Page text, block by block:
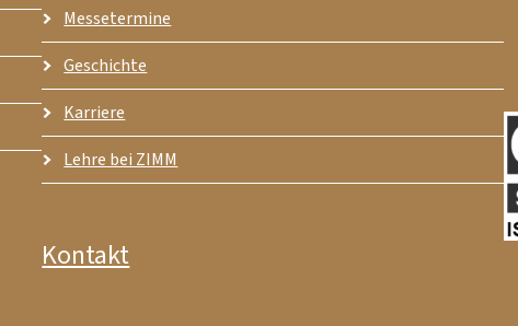
Messetermine
Geschichte
Karriere
Lehre bei ZIMM
Kontakt